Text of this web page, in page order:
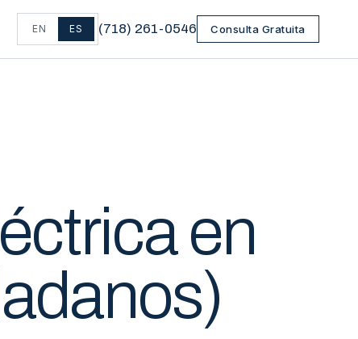
EN ES (718) 261-0546 Consulta Gratuita
en